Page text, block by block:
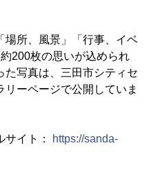
場所、風景」「行事、イベ
200枚の思いが込められ
た写真は、三田市シティセ
ーページで公開していま
サイト：
https://sanda-